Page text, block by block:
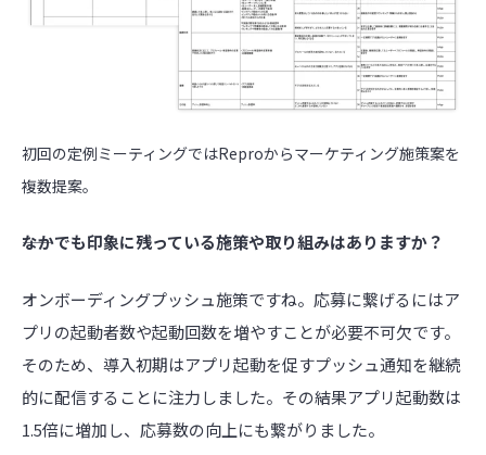
初回の定例ミーティングではReproからマーケティング施策案を
複数提案。
――なかでも印象に残っている施策や取り組みはありますか？
オンボーディングプッシュ施策ですね。応募に繋げるにはア
プリの起動者数や起動回数を増やすことが必要不可欠です。
そのため、導入初期はアプリ起動を促すプッシュ通知を継続
的に配信することに注力しました。その結果アプリ起動数は
1.5倍に増加し、応募数の向上にも繋がりました。